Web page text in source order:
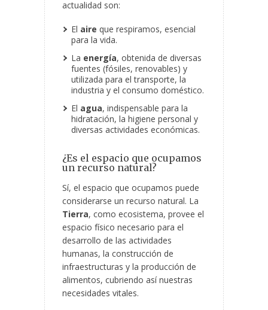
actualidad son:
El aire que respiramos, esencial
para la vida.
La energía, obtenida de diversas
fuentes (fósiles, renovables) y
utilizada para el transporte, la
industria y el consumo doméstico.
El agua, indispensable para la
hidratación, la higiene personal y
diversas actividades económicas.
¿Es el espacio que ocupamos
un recurso natural?
Sí, el espacio que ocupamos puede
considerarse un recurso natural. La
Tierra, como ecosistema, provee el
espacio físico necesario para el
desarrollo de las actividades
humanas, la construcción de
infraestructuras y la producción de
alimentos, cubriendo así nuestras
necesidades vitales.